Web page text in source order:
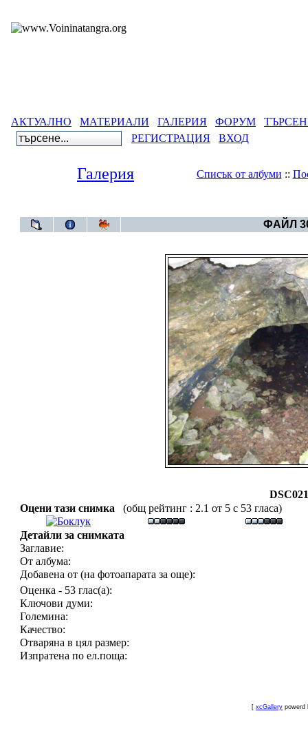
АКТУАЛНО МАТЕРИАЛИ ГАЛЕРИЯ ФОРУМ
РЕГИСТРАЦИЯ
ВХОД
Галерия Списък от албуми ::
ФАЙЛ
Оцени тази снимка
(общ рейтинг : 2.1 от 5 с 53 гласа)
Детайли за снимката
Заглавие:
От албума:
Добавена от (на фотоапарата за още):
Оценка - 53 глас(а):
Ключови думи:
Големина:
Качество:
Отваряна в цял размер:
Изпратена по ел.поща:
[ xcGallery